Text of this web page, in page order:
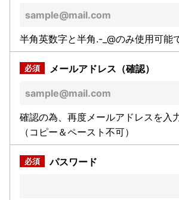
半角英数字と半角.-_@のみ使用可能
メールアドレス（確認）
確認の為、再度メールアドレスを入
（コピー＆ペースト不可）
パスワード